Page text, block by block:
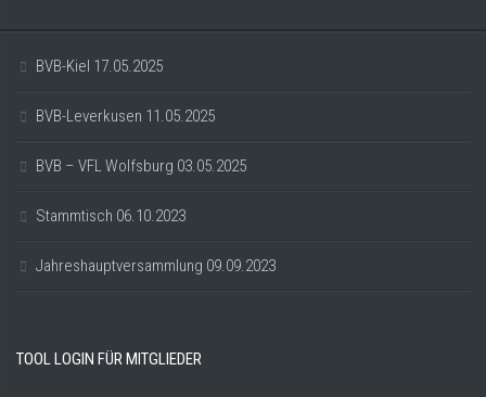
BVB-Kiel 17.05.2025
BVB-Leverkusen 11.05.2025
BVB – VFL Wolfsburg 03.05.2025
Stammtisch 06.10.2023
Jahreshauptversammlung 09.09.2023
TOOL LOGIN FÜR MITGLIEDER